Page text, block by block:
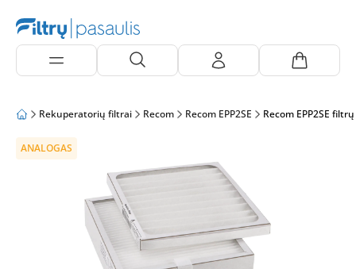
Rekuperatorių filtrai Recom Recom EPP2SE Recom EPP2SE
ANALOGAS